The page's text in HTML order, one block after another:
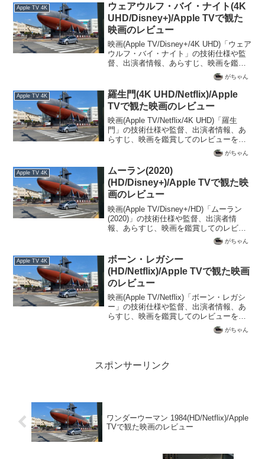
Apple TV 4K
ウェアウルフ・バイ・ナイト(4K
UHD/Disney+)/Apple TVで観た
映画のレビュー
映画(Apple TV/Disney+/4K UHD)「ウェア
ウルフ・バイ・ナイト」の技術仕様や監
督、出演者情報、あらすじ、映画を鑑賞
がちゃん
Apple TV 4K
羅生門(4K UHD/Netflix)/Apple
TVで観た映画のレビュー
映画(Apple TV/Netflix/4K UHD)「羅生
門」の技術仕様や監督、出演者情報、あ
らすじ、映画を鑑賞してのレビューを記
がちゃん
Apple TV 4K
ムーラン(2020)
(HD/Disney+)/Apple TVで観た映
画のレビュー
映画(Apple TV/Disney+/HD)「ムーラン
(2020)」の技術仕様や監督、出演者情
報、あらすじ、映画を鑑賞してのレビュ
がちゃん
Apple TV 4K
ボーン・レガシー
(HD/Netflix)/Apple TVで観た映画
のレビュー
映画(Apple TV/Netflix)「ボーン・レガシ
ー」の技術仕様や監督、出演者情報、あ
らすじ、映画を鑑賞してのレビューを記
がちゃん
スポンサーリンク
ワンダーウーマン 1984(HD/Netflix)/Apple
TVで観た映画のレビュー